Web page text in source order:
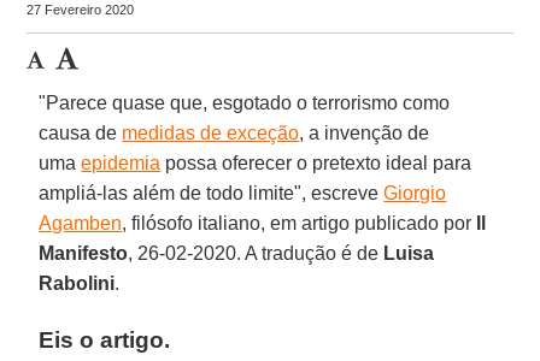
27 Fevereiro 2020
"Parece quase que, esgotado o terrorismo como
causa de medidas de exceção, a invenção de
umaepidemia possa oferecer o pretexto ideal para
ampliá-las além de todo limite", escreveGiorgio
Agamben, filósofo italiano, em artigo publicado por
Manifesto, 26-02-2020. A tradução é de Luisa
Rabolini.
Eis o artigo.